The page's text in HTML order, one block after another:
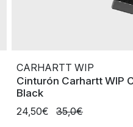
CARHARTT WIP
Cinturón Carhartt WIP
Black
24,50€
35,0€